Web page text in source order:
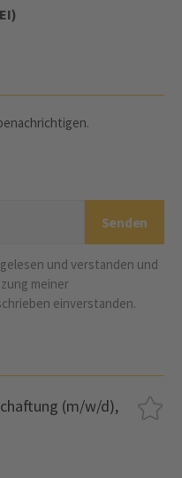
gelesen und verstanden und
meiner
einverstanden.
(m/w/d),